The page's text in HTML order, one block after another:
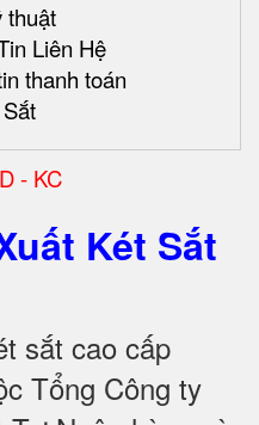
thuật
Liên Hệ
thanh toán
Két Sắt
sắt cao cấp
Tổng Công ty